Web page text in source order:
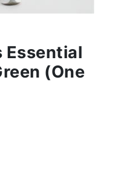
Essential
(One